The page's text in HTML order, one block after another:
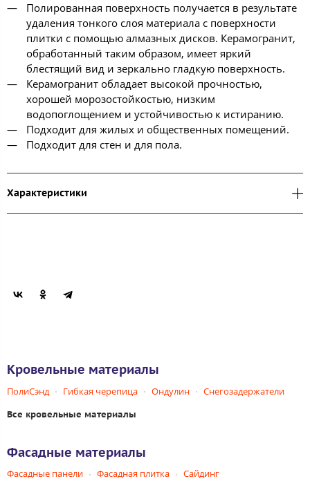
Полированная поверхность получается в результате
удаления тонкого слоя материала с поверхности
плитки с помощью алмазных дисков. Керамогранит,
обработанный таким образом, имеет яркий
блестящий вид и зеркально гладкую поверхность.
Керамогранит обладает высокой прочностью,
хорошей морозостойкостью, низким
водопоглощением и устойчивостью к истиранию.
Подходит для жилых и общественных помещений.
Подходит для стен и для пола.
Характеристики
Кровельные материалы
ПолиСэнд Гибкая черепица Ондулин Снегозадержатели
Все кровельные материалы
Фасадные материалы
Фасадные панели Фасадная плитка Сайдинг